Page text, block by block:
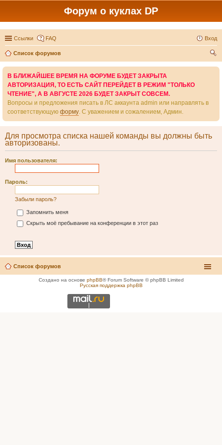
Форум о куклах DP
Ссылки FAQ Вход
Список форумов
В БЛИЖАЙШЕЕ ВРЕМЯ НА ФОРУМЕ БУДЕТ ЗАКРЫТА
АВТОРИЗАЦИЯ, ТО ЕСТЬ САЙТ ПЕРЕЙДЕТ В РЕЖИМ "ТОЛЬКО
ЧТЕНИЕ", А В АВГУСТЕ 2026 БУДЕТ ЗАКРЫТ СОВСЕМ.
Вопросы и предложения писать в ЛС аккаунта admin или направлять в
соответствующую форму. С уважением и сожалением, Админ.
Для просмотра списка нашей команды вы должны быть
авторизованы.
Имя пользователя:
Пароль:
Забыли пароль?
Запомнить меня
Скрыть моё пребывание на конференции в этот раз
Список форумов
Создано на основе phpBB® Forum Software © phpBB Limited
Русская поддержка phpBB